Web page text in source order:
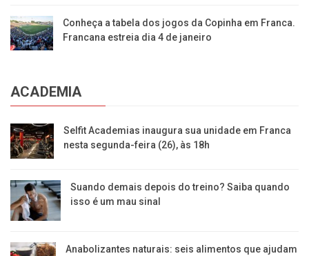
Conheça a tabela dos jogos da Copinha em Franca.
Francana estreia dia 4 de janeiro
ACADEMIA
Selfit Academias inaugura sua unidade em Franca
nesta segunda-feira (26), às 18h
Suando demais depois do treino? Saiba quando
isso é um mau sinal
Anabolizantes naturais: seis alimentos que ajudam